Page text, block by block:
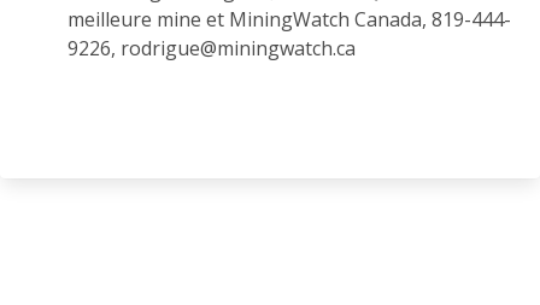
meilleure mine et MiningWatch Canada, 819-444-
9226, rodrigue@miningwatch.ca